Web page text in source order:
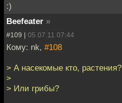
:)
Beefeater »
#109 | 05.07.11 07:44
Кому: nk, #108
> А насекомые кто, растения?
>
> Или грибы?